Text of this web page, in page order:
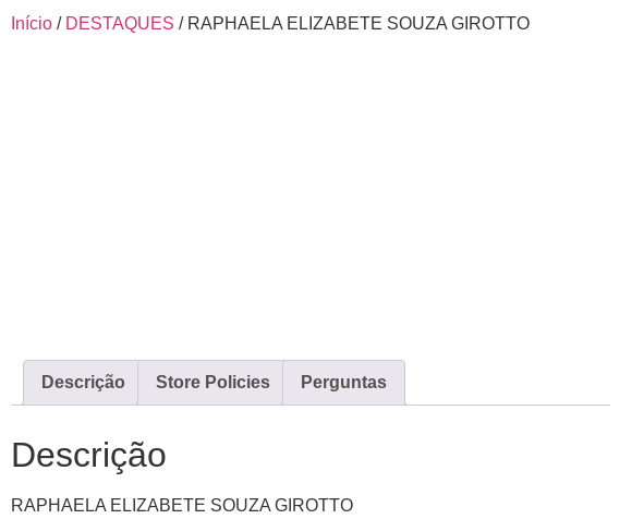
Início / DESTAQUES / RAPHAELA ELIZABETE SOUZA GIROTTO
Descrição Store Policies Perguntas
Descrição
RAPHAELA ELIZABETE SOUZA GIROTTO